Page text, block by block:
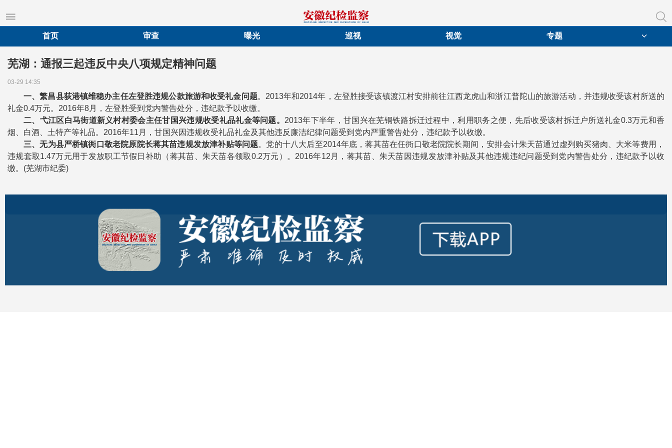
首页
审查 曝光 巡视 视觉 专题
芜湖：通报三起违反中央八项规定精神问题
03-29 14:35
一、繁昌县荻港镇维稳办主任左登胜违规公款旅游和收受礼金问题。2013年和2014年，左登胜接受该镇渡江村安排前往江西龙虎山和浙江普陀山的旅游活动，并违规收受该村所送的
礼金0.4万元。2016年8月，左登胜受到党内警告处分，违纪款予以收缴。
二、弋江区白马街道新义村村委会主任甘国兴违规收受礼品礼金等问题。 2013年下半年，甘国兴在芜铜铁路拆迁过程中，利用职务之便，先后收受该村拆迁户所送礼金0.3万元和香
烟、白酒、土特产等礼品。2016年11月，甘国兴因违规收受礼品礼金及其他违反廉洁纪律问题受到党内严重警告处分，违纪款予以收缴。
三、无为县严桥镇衖口敬老院原院长蒋其苗违规发放津补贴等问题。党的十八大后至2014年底，蒋其苗在任衖口敬老院院长期间，安排会计朱天苗通过虚列购买猪肉、大米等费用，
违规套取1.47万元用于发放职工节假日补助（蒋其苗、朱天苗各领取0.2万元）。2016年12月，蒋其苗、朱天苗因违规发放津补贴及其他违规违纪问题受到党内警告处分，违纪款予以收
缴。(芜湖市纪委)